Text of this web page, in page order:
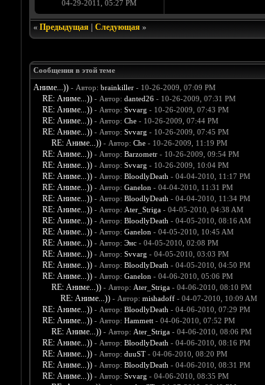
04-29-2011, 05:27 PM
« Предыдущая| Следующая»
Сообщения в этой теме
Аниме...)) - Автор: brainkiller- 10-26-2009, 07:09 PM
RE: Аниме...)) - Автор: danted26- 10-26-2009, 07:31 PM
RE: Аниме...)) - Автор: Svvarg - 10-26-2009, 07:43 PM
RE: Аниме...)) - Автор: Che- 10-26-2009, 07:44 PM
RE: Аниме...)) - Автор: Svvarg - 10-26-2009, 07:45 PM
RE: Аниме...)) - Автор: Che- 10-26-2009, 11:19 PM
RE: Аниме...)) - Автор: Barzometr- 10-26-2009, 09:54 PM
RE: Аниме...)) - Автор: Svvarg - 10-26-2009, 10:04 PM
RE: Аниме...)) - Автор: BloodlyDeath - 04-04-2010, 11:17 PM
RE: Аниме...)) - Автор: Ganelon - 04-04-2010, 11:31 PM
RE: Аниме...)) - Автор: BloodlyDeath - 04-04-2010, 11:34 PM
RE: Аниме...)) - Автор: Ater_Striga- 04-05-2010, 04:38 AM
RE: Аниме...)) - Автор: BloodlyDeath - 04-05-2010, 08:16 AM
RE: Аниме...)) - Автор: Ganelon - 04-05-2010, 10:45 AM
RE: Аниме...)) - Автор: Энс- 04-05-2010, 02:08 PM
RE: Аниме...)) - Автор: Svvarg - 04-05-2010, 03:03 PM
RE: Аниме...)) - Автор: BloodlyDeath - 04-05-2010, 04:50 PM
RE: Аниме...)) - Автор: Ganelon - 04-06-2010, 05:06 PM
RE: Аниме...)) - Автор: Ater_Striga- 04-06-2010, 08:10 PM
RE: Аниме...)) - Автор: mishadoff- 04-07-2010, 10:09 AM
RE: Аниме...)) - Автор: BloodlyDeath - 04-06-2010, 07:29 PM
RE: Аниме...)) - Автор: Hammett- 04-06-2010, 07:52 PM
RE: Аниме...)) - Автор: Ater_Striga- 04-06-2010, 08:06 PM
RE: Аниме...)) - Автор: BloodlyDeath - 04-06-2010, 08:16 PM
RE: Аниме...)) - Автор: duuST- 04-06-2010, 08:20 PM
RE: Аниме...)) - Автор: BloodlyDeath - 04-06-2010, 08:31 PM
RE: Аниме...)) - Автор: Svvarg - 04-06-2010, 08:35 PM